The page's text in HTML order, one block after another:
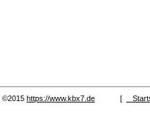
©2015 https://www.kbx7.de [